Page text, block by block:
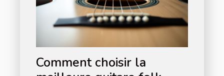
Comment choisir la